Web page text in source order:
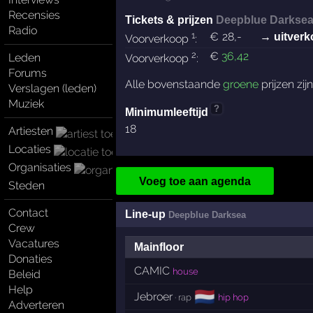
Recensies
Radio
Leden
Forums
Verslagen (leden)
Muziek
Artiesten
Locaties
Organisaties
Steden
Contact
Crew
Vacatures
Donaties
Beleid
Help
Adverteren
Tickets & prijzen Deepblue Darksea
Voorverkoop 1: € 28,- →
Voorverkoop 2: € 36,42
Alle bovenstaande groeneprijzen zijn
Minimumleeftijd ?
18
Voeg toe aan agenda
Line-up Deepblue Darksea
Mainfloor
CAMIC house
Jebroer· rap 🇳🇱 hip hop